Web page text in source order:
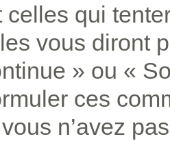
celles qui
vous diront
» ou «
ces
n’avez